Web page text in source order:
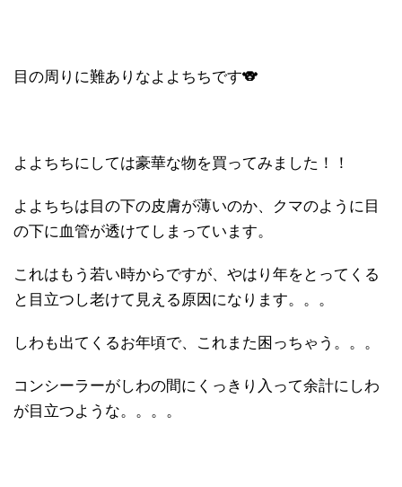
目の周りに難ありなよよちちです🐨
よよちちにしては豪華な物を買ってみました！！
よよちちは目の下の皮膚が薄いのか、クマのように目
の下に血管が透けてしまっています。
これはもう若い時からですが、やはり年をとってくる
と目立つし老けて見える原因になります。。。
しわも出てくるお年頃で、これまた困っちゃう。。。
コンシーラーがしわの間にくっきり入って余計にしわ
が目立つような。。。。